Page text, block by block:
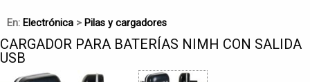
En: Electrónica > Pilas y cargadores
CARGADOR PARA BATERÍAS NIMH CON SALIDA
USB